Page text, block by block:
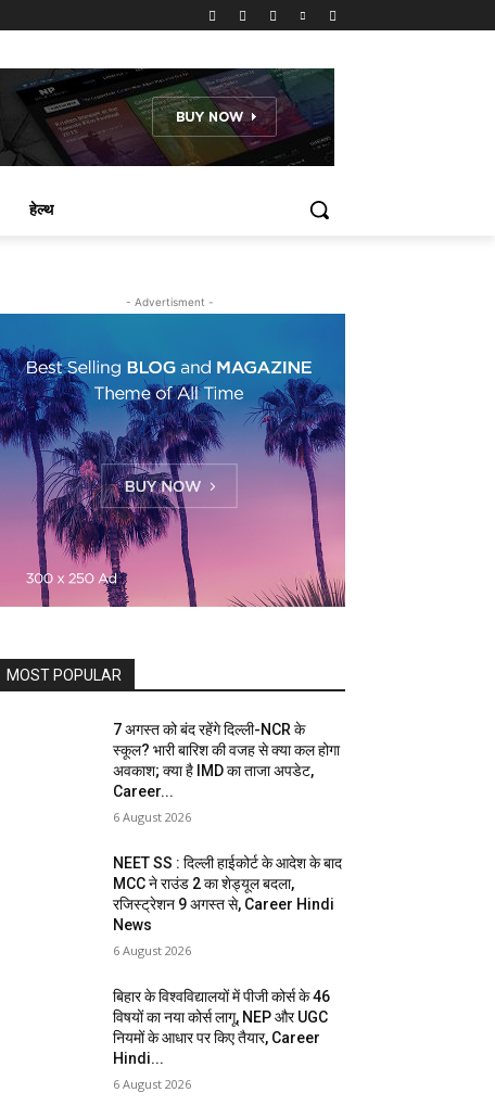
हेल्थ
- Advertisment -
MOST POPULAR
7 अगस्त को बंद रहेंगे दिल्ली-NCR के
स्कूल? भारी बारिश की वजह से क्या कल होगा
अवकाश; क्या है IMD का ताजा अपडेट,
Career...
6 August 2026
NEET SS : दिल्ली हाईकोर्ट के आदेश के बाद
MCC ने राउंड 2 का शेड्यूल बदला,
रजिस्ट्रेशन 9 अगस्त से, Career Hindi
News
6 August 2026
बिहार के विश्वविद्यालयों में पीजी कोर्स के 46
विषयों का नया कोर्स लागू, NEP और UGC
नियमों के आधार पर किए तैयार, Career
Hindi...
6 August 2026